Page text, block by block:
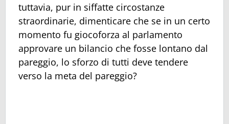
tuttavia, pur in siffatte circostanze
straordinarie, dimenticare che se in un certo
momento fu giocoforza al parlamento
approvare un bilancio che fosse lontano dal
pareggio, lo sforzo di tutti deve tendere
verso la meta del pareggio?